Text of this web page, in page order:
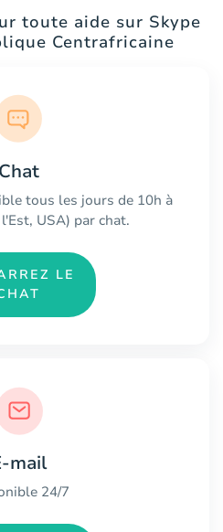
toute aide sur Skype
Centrafricaine
Chat
tous les jours de 10h à
USA) par chat.
LE
mail
24/7